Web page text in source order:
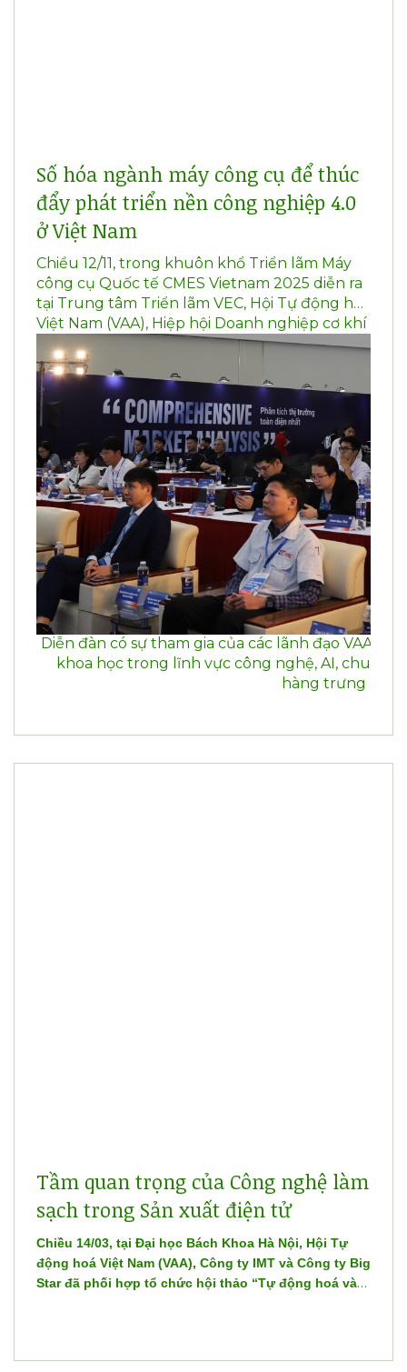
Số hóa ngành máy công cụ để thúc
đẩy phát triển nền công nghiệp 4.0
ở Việt Nam
Chiều 12/11, trong khuôn khổ Triển lãm Máy
công cụ Quốc tế CMES Vietnam 2025 diễn ra
tại Trung tâm Triển lãm VEC, Hội Tự động hóa
Việt Nam (VAA), Hiệp hội Doanh nghiệp cơ khí
Việt Nam (VAMI), Hiệp hội Doanh nghiệp đầu
tư nước ngoài (VAFIE) và CAMEL Events phối
hợp tổ chức Diễn đàn cấp cao về đổi mới số
hóa và trí tuệ nhân tạo trong máy công cụ -
“Tập trung vào công nghiệp 4.0 tại Việt Nam”.
Diễn đàn có sự tham gia của các lãnh đạo VAA,
khoa học trong lĩnh vực công nghệ, AI, chuyển
hàng trưng bày
Tầm quan trọng của Công nghệ làm
sạch trong Sản xuất điện tử
Chiều 14/03, tại Đại học Bách Khoa Hà Nội, Hội Tự
động hoá Việt Nam (VAA), Công ty IMT và Công ty Big
Star đã phối hợp tổ chức hội thảo “Tự động hoá và
quy trình sản xuất và nâng cao hiệu quả kinh doanh.